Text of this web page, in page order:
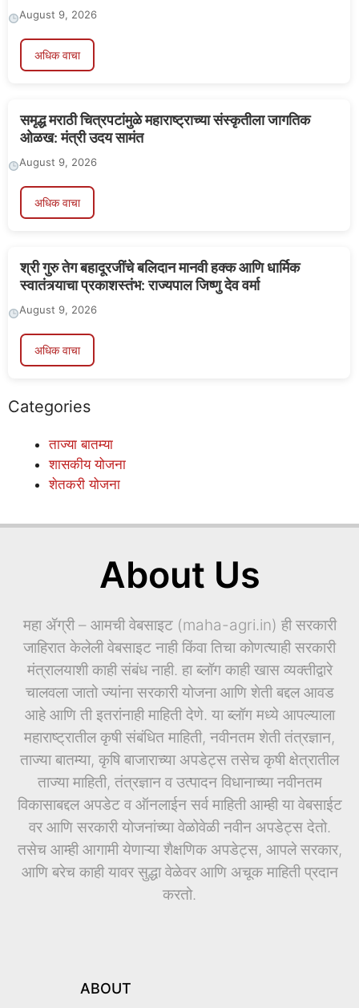
August 9, 2026
अधिक वाचा
समृद्ध मराठी चित्रपटांमुळे महाराष्ट्राच्या संस्कृतीला जागतिक
ओळख: मंत्री उदय सामंत
August 9, 2026
अधिक वाचा
श्री गुरु तेग बहादूरजींचे बलिदान मानवी हक्क आणि धार्मिक
स्वातंत्र्याचा प्रकाशस्तंभ: राज्यपाल जिष्णु देव वर्मा
August 9, 2026
अधिक वाचा
Categories
ताज्या बातम्या
शासकीय योजना
शेतकरी योजना
About Us
महा ॲग्री – आमची वेबसाइट (maha-agri.in) ही सरकारी
जाहिरात केलेली वेबसाइट नाही किंवा तिचा कोणत्याही सरकारी
मंत्रालयाशी काही संबंध नाही. हा ब्लॉग काही खास व्यक्तीद्वारे
चालवला जातो ज्यांना सरकारी योजना आणि शेती बद्दल आवड
आहे आणि ती इतरांनाही माहिती देणे. या ब्लॉग मध्ये आपल्याला
महाराष्ट्रातील कृषी संबंधित माहिती, नवीनतम शेती तंत्रज्ञान,
ताज्या बातम्या, कृषि बाजाराच्या अपडेट्स तसेच कृषी क्षेत्रातील
ताज्या माहिती, तंत्रज्ञान व उत्पादन विधानाच्या नवीनतम
विकासाबद्दल अपडेट व ऑनलाईन सर्व माहिती आम्ही या वेबसाईट
वर आणि सरकारी योजनांच्या वेळोवेळी नवीन अपडेट्स देतो.
तसेच आम्ही आगामी येणाऱ्या शैक्षणिक अपडेट्स, आपले सरकार,
आणि बरेच काही यावर सुद्धा वेळेवर आणि अचूक माहिती प्रदान
करतो.
ABOUT